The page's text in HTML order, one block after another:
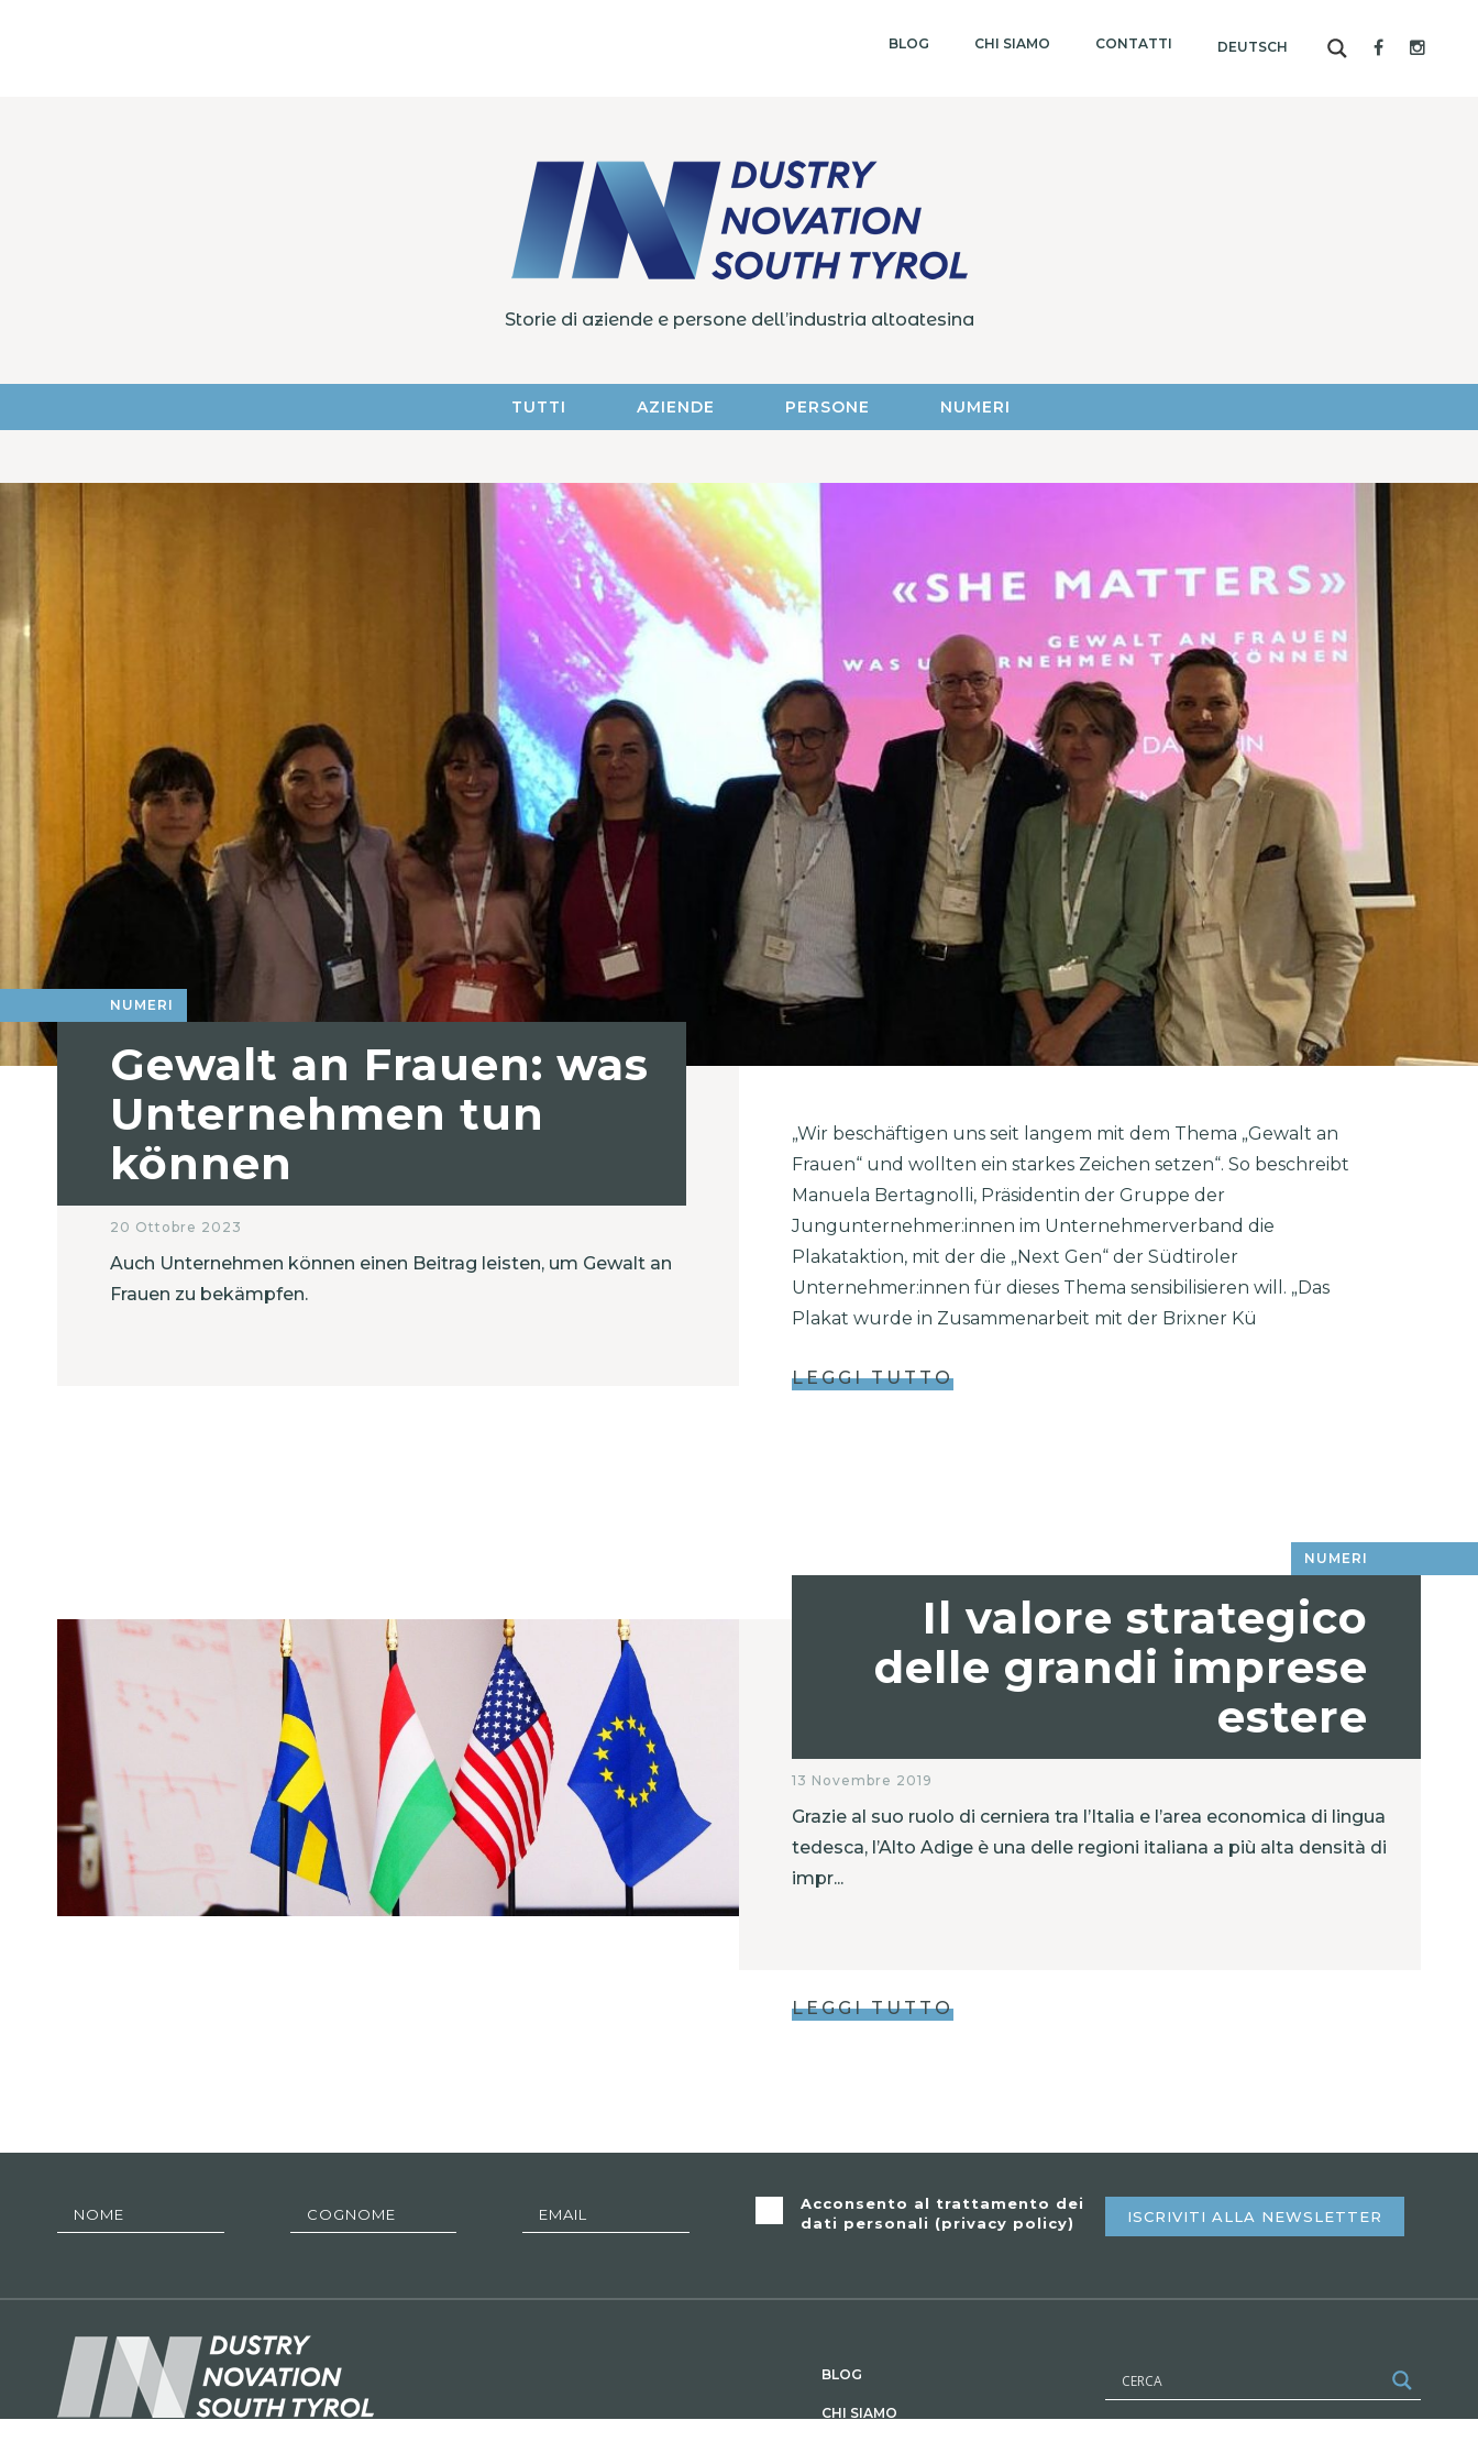
BLOG CHI SIAMO CONTATTI DEUTSCH
Storie di aziende e persone dell’industria altoatesina
TUTTI AZIENDE PERSONE NUMERI
NUMERI
Gewalt an Frauen: was
Unternehmen tun
können
20 Ottobre 2023
Auch Unternehmen können einen Beitrag leisten, um Gewalt an
Frauen zu bekämpfen.
„Wir beschäftigen uns seit langem mit dem Thema „Gewalt an
Frauen“ und wollten ein starkes Zeichen setzen“. So beschreibt
Manuela Bertagnolli, Präsidentin der Gruppe der
Jungunternehmer:innen im Unternehmerverband die
Plakataktion, mit der die „Next Gen“ der Südtiroler
Unternehmer:innen für dieses Thema sensibilisieren will. „Das
Plakat wurde in Zusammenarbeit mit der Brixner Kü
LEGGI TUTTO
NUMERI
Il valore strategico
delle grandi imprese
estere
13 Novembre 2019
Grazie al suo ruolo di cerniera tra l’Italia e l’area economica di lingua
tedesca, l’Alto Adige è una delle regioni italiana a più alta densità di
impr...
LEGGI TUTTO
Acconsento al trattamento dei
dati personali (privacy policy) ISCRIVITI ALLA NEWSLETTER
BLOG
CHI SIAMO